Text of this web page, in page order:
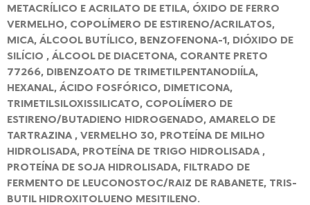
METACRÍLICO E ACRILATO DE ETILA, ÓXIDO DE FERRO
VERMELHO, COPOLÍMERO DE ESTIRENO/ACRILATOS,
MICA, ÁLCOOL BUTÍLICO, BENZOFENONA-1, DIÓXIDO DE
SILÍCIO , ÁLCOOL DE DIACETONA, CORANTE PRETO
77266, DIBENZOATO DE TRIMETILPENTANODIÍLA,
HEXANAL, ÁCIDO FOSFÓRICO, DIMETICONA,
TRIMETILSILOXISSILICATO, COPOLÍMERO DE
ESTIRENO/BUTADIENO HIDROGENADO, AMARELO DE
TARTRAZINA , VERMELHO 30, PROTEÍNA DE MILHO
HIDROLISADA, PROTEÍNA DE TRIGO HIDROLISADA ,
PROTEÍNA DE SOJA HIDROLISADA, FILTRADO DE
FERMENTO DE LEUCONOSTOC/RAIZ DE RABANETE, TRIS-
BUTIL HIDROXITOLUENO MESITILENO.